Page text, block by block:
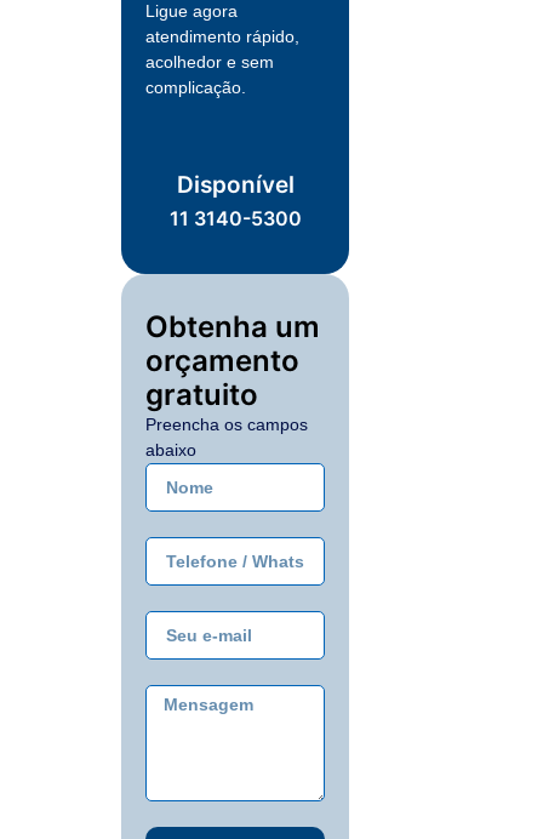
Ligue agora
atendimento rápido,
acolhedor e sem
complicação.
Disponível
11 3140-5300
Obtenha um
orçamento
gratuito
Preencha os campos
abaixo